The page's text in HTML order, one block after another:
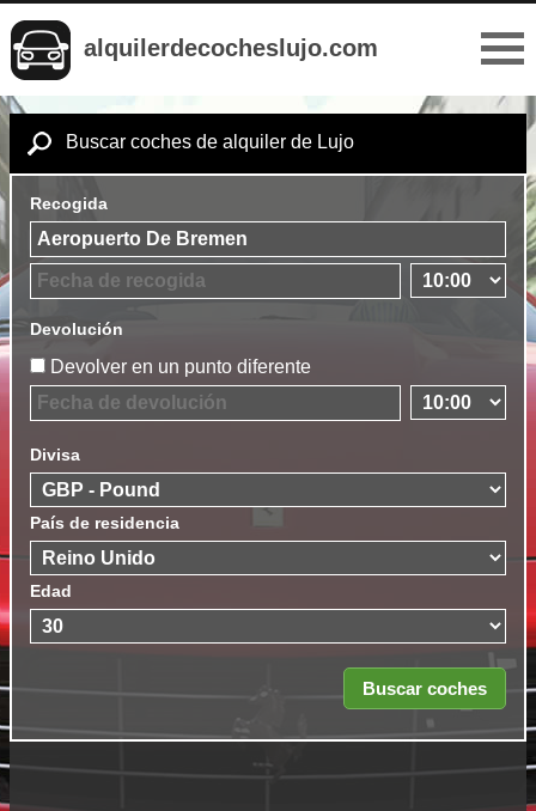
alquilerdecocheslujo.com
Buscar coches de alquiler de Lujo
Recogida
Devolución
Devolver en un punto diferente
Divisa
País de residencia
Edad